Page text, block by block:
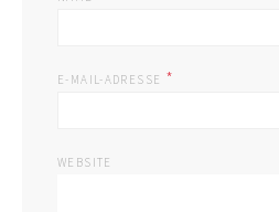
E-MAIL-ADRESSE *
WEBSITE